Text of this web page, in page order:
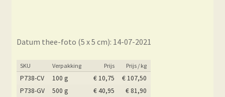
Datum thee-foto (5 x 5 cm): 14-07-2021
SKU Verpakking Prijs Prijs / kg
P738-CV 100 g €10,75 €107,50
P738-GV
500 g €40,95 €81,90